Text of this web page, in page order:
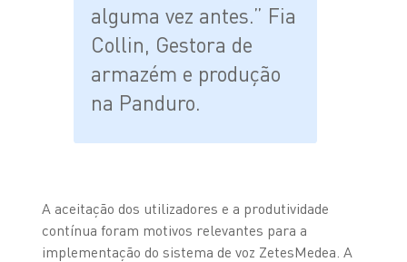
alguma vez antes.” Fia
Collin, Gestora de
armazém e produção
na Panduro.
A aceitação dos utilizadores e a produtividade
contínua foram motivos relevantes para a
implementação do sistema de voz ZetesMedea. A